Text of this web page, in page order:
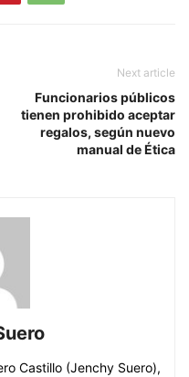
Next article
Funcionarios públicos
tienen prohibido aceptar
regalos, según nuevo
manual de Ética
Castillo (Jenchy Suero),